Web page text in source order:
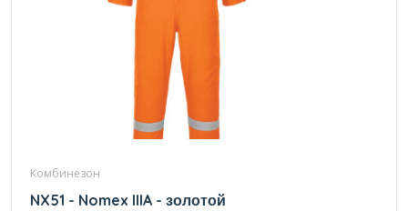
Комбинезон
NX51 - Nomex IIIA - золотой